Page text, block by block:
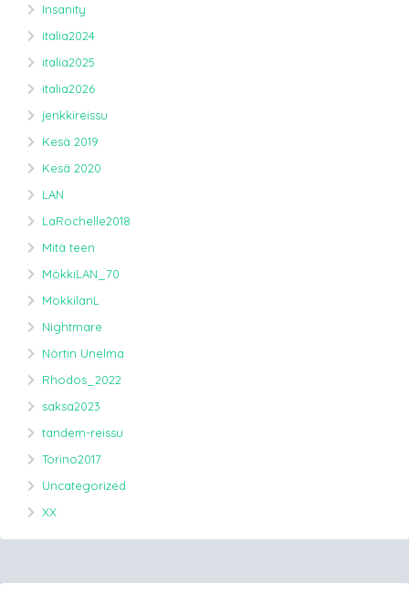
Insanity
italia2024
italia2025
italia2026
jenkkireissu
Kesä 2019
Kesä 2020
LAN
LaRochelle2018
Mitä teen
MökkiLAN_70
MokkilanL
Nightmare
Nörtin Unelma
Rhodos_2022
saksa2023
tandem-reissu
Torino2017
Uncategorized
XX